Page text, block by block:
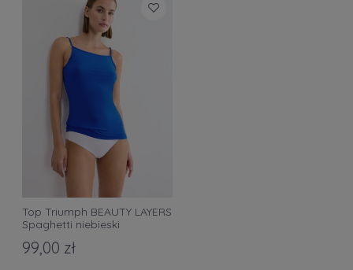
Top Triumph BEAUTY LAYERS
Spaghetti niebieski
99,00 zł